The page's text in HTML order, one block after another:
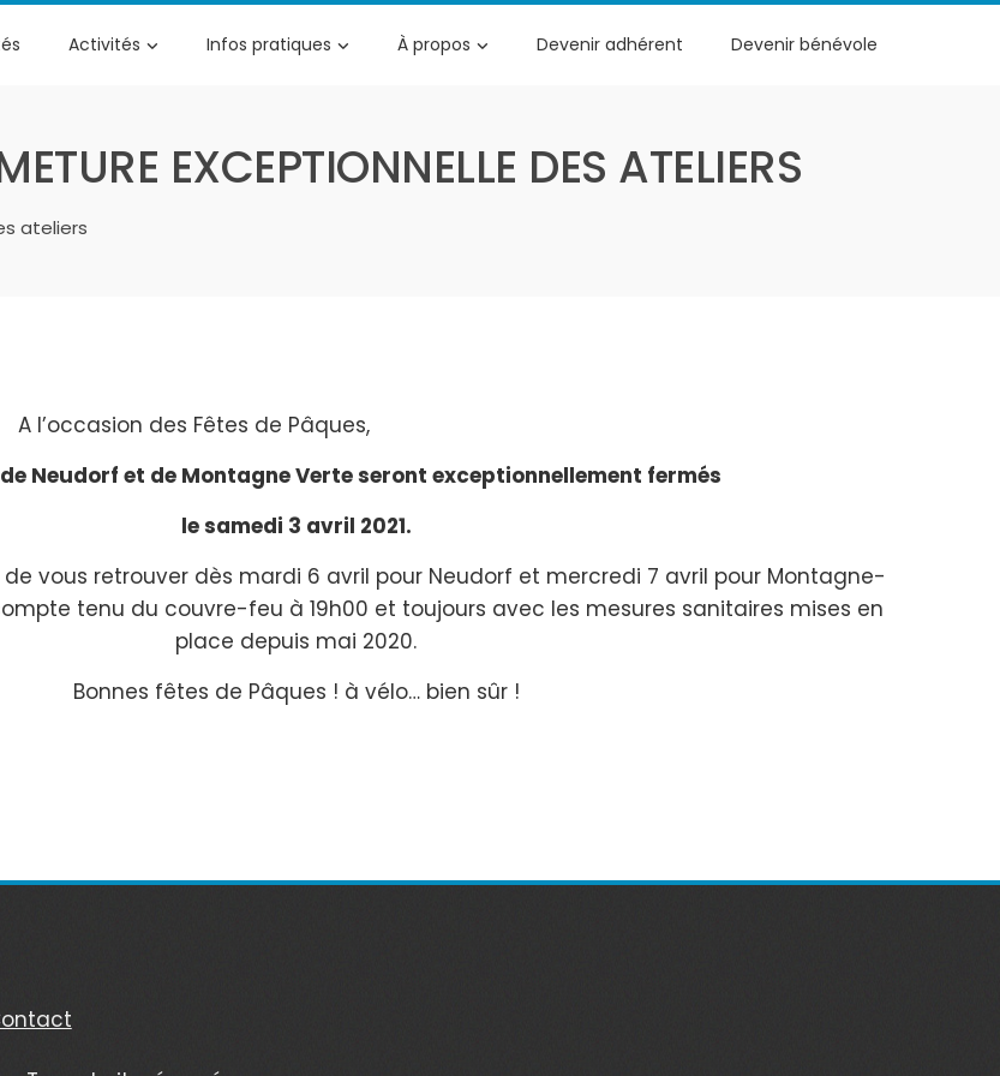
Activités Infos pratiques À propos Devenir adhérent Devenir bénévole
EXCEPTIONNELLE DES ATELIERS
ateliers
A l’occasion des Fêtes de Pâques,
Neudorf et de Montagne Verteseront exceptionnellement fermés
le samedi 3 avril 2021.
vous retrouver dès mardi 6 avril pour Neudorf et mercredi 7 avril pour Montagne-
tenu du couvre-feu à 19h00 et toujours avec les mesures sanitaires mises en
place depuis mai 2020.
Bonnes fêtes de Pâques ! à vélo… bien sûr !